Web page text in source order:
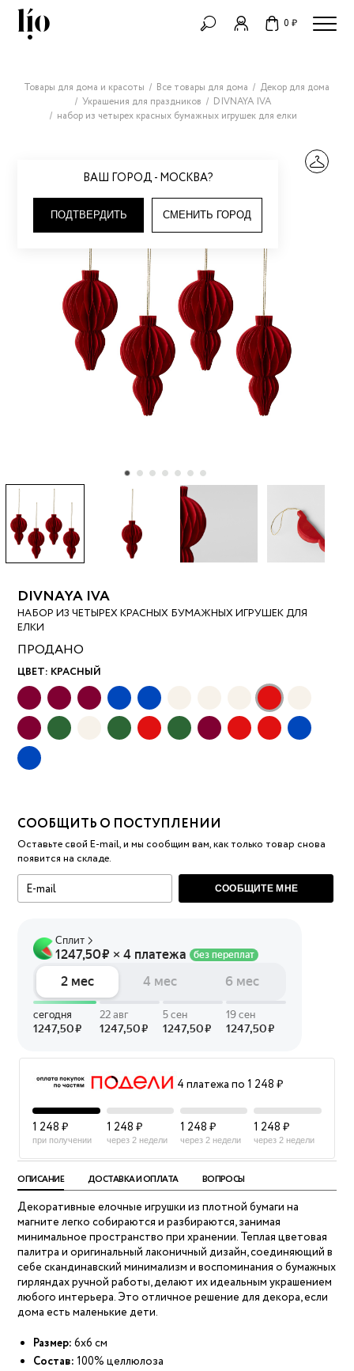
0 ₽
ВАШ ГОРОД - МОСКВА?
ПОДТВЕРДИТЬ СМЕНИТЬ ГОРОД
Товары для дома и красоты Все товары для дома
Декор для дома
Украшения для праздников
DIVNAYA IVA
набор из четырех красных бумажных игрушек для елки
DIVNAYA IVA
НАБОР ИЗ ЧЕТЫРЕХ КРАСНЫХ БУМАЖНЫХ ИГРУШЕК ДЛЯ
ЕЛКИ
ПРОДАНО
ЦВЕТ: КРАСНЫЙ
СООБЩИТЬ О ПОСТУПЛЕНИИ
Оставьте свой E-mail, и мы сообщим вам, как только товар снова
появится на складе.
СООБЩИТЕ МНЕ
4 платежа по 1 248 ₽
1 248 ₽
при получении
1 248 ₽
через 2 недели
1 248 ₽
через 2 недели
1 248 ₽
через 2 недели
ОПИСАНИЕ ДОСТАВКА И ОПЛАТА ВОПРОСЫ
Декоративные елочные игрушки из плотной бумаги на
магните легко собираются и разбираются, занимая
минимальное пространство при хранении. Теплая цветовая
палитра и оригинальный лаконичный дизайн, соединяющий в
себе скандинавский минимализм и воспоминания о бумажных
гирляндах ручной работы, делают их идеальным украшением
любого интерьера. Это отличное решение для декора, если
дома есть маленькие дети.
Размер: 6х6 см
Состав: 100% целлюлоза